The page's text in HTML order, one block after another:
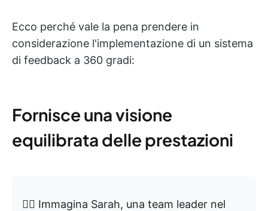
Ecco perché vale la pena prendere in
considerazione l'implementazione di un sistema
di feedback a 360 gradi:
Fornisce una visione
equilibrata delle prestazioni
👉🏼 Immagina Sarah, una team leader nel